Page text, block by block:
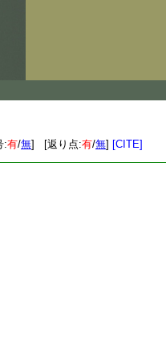
:有/無] [返り点:有/無] [CITE]